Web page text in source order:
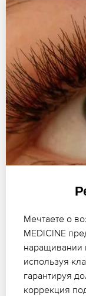
Мечтаете о
MEDICINE
наращивании
используя
гарантируя
коррекция